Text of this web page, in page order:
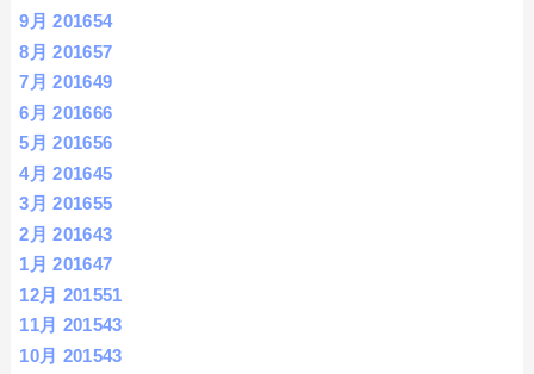
9月 201654
8月 201657
7月 201649
6月 201666
5月 201656
4月 201645
3月 201655
2月 201643
1月 201647
12月 201551
11月 201543
10月 201543